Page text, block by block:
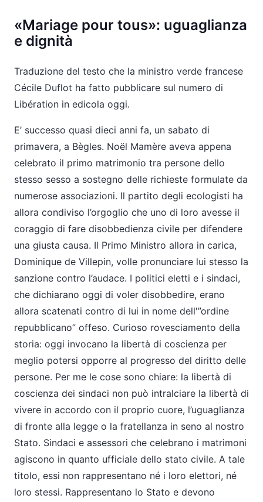
«Mariage pour tous»: uguaglianza
e dignità
Traduzione del testo che la ministro verde francese
Cécile Duflot ha fatto pubblicare sul numero di
Libération in edicola oggi.
E’ successo quasi dieci anni fa, un sabato di
primavera, a Bègles. Noël Mamère aveva appena
celebrato il primo matrimonio tra persone dello
stesso sesso a sostegno delle richieste formulate da
numerose associazioni. Il partito degli ecologisti ha
allora condiviso l’orgoglio che uno di loro avesse il
coraggio di fare disobbedienza civile per difendere
una giusta causa. Il Primo Ministro allora in carica,
Dominique de Villepin, volle pronunciare lui stesso la
sanzione contro l’audace. I politici eletti e i sindaci,
che dichiarano oggi di voler disobbedire, erano
allora scatenati contro di lui in nome dell'”ordine
repubblicano” offeso. Curioso rovesciamento della
storia: oggi invocano la libertà di coscienza per
meglio potersi opporre al progresso del diritto delle
persone. Per me le cose sono chiare: la libertà di
coscienza dei sindaci non può intralciare la libertà di
vivere in accordo con il proprio cuore, l’uguaglianza
di fronte alla legge o la fratellanza in seno al nostro
Stato. Sindaci e assessori che celebrano i matrimoni
agiscono in quanto ufficiale dello stato civile. A tale
titolo, essi non rappresentano né i loro elettori, né
loro stessi. Rappresentano lo Stato e devono